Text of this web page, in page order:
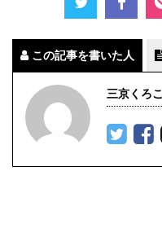
この記事を書いた人
三京くろこ